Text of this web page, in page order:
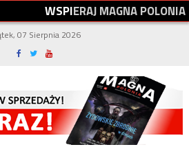
WSPIERAJMAGNAPOLONIA
07 Sierpnia 2026